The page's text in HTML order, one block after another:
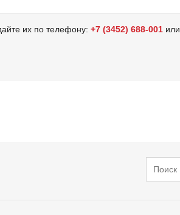
их по телефону: +7 (3452) 688-001 или
Поиск